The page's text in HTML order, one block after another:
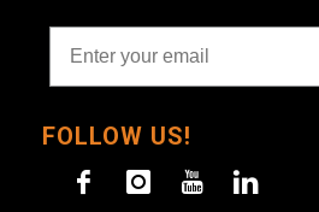
FOLLOW US!